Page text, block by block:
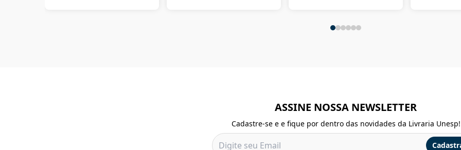
ASSINE NOSSA NEWSLETTER
Cadastre-se e e fique por dentro das novidades da Livraria Unesp!